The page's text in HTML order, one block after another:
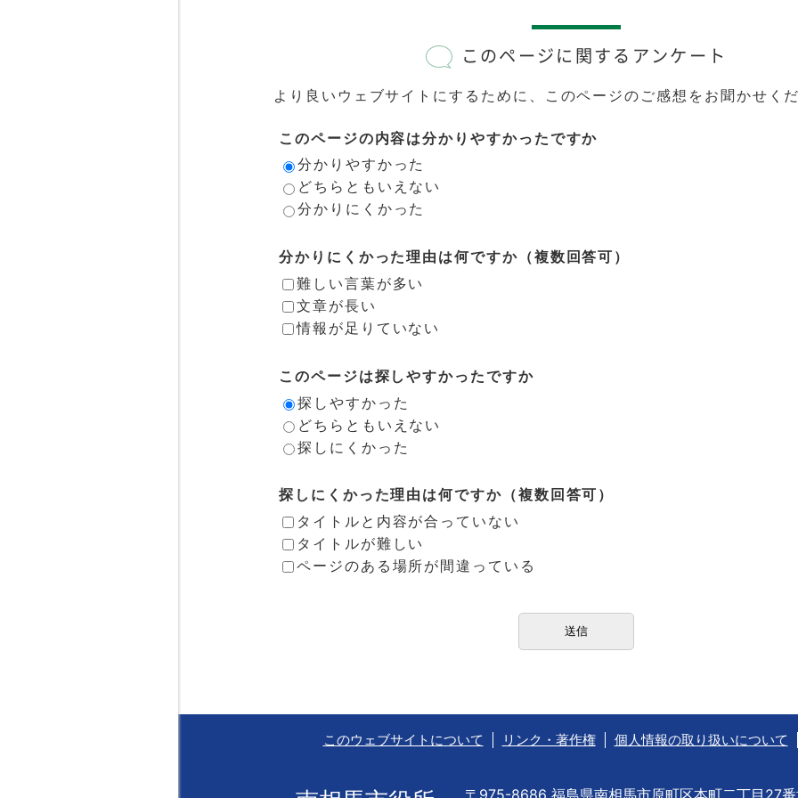
このページに関するアンケート
より良いウェブサイトにするために、このページのご感想をお聞かせく
このページの内容は分かりやすかったですか
分かりやすかった
どちらともいえない
分かりにくかった
分かりにくかった理由は何ですか（複数回答可）
難しい言葉が多い
文章が長い
情報が足りていない
このページは探しやすかったですか
探しやすかった
どちらともいえない
探しにくかった
探しにくかった理由は何ですか（複数回答可）
タイトルと内容が合っていない
タイトルが難しい
ページのある場所が間違っている
このウェブサイトについて リンク・著作権 個人情報の取り扱いについて
〒975-8686 福島県南相馬市原町区本町二丁目27